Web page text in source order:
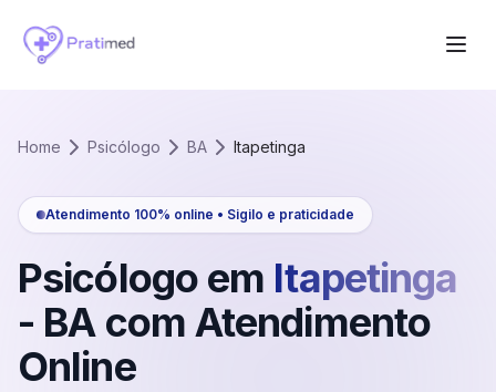
Home Psicólogo BA Itapetinga
Atendimento 100% online • Sigilo e praticidade
Psicólogo em Itapetinga
- BAcom Atendimento
Online